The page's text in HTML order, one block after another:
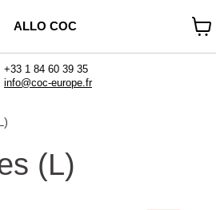
ALLO COC
+33 1 84 60 39 35
info@coc-europe.fr
le
(L)